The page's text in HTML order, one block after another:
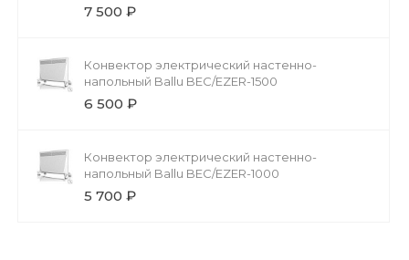
7 500 ₽
Конвектор электрический настенно-
напольный Ballu BEC/EZER-1500
6 500 ₽
Конвектор электрический настенно-
напольный Ballu BEC/EZER-1000
5 700 ₽